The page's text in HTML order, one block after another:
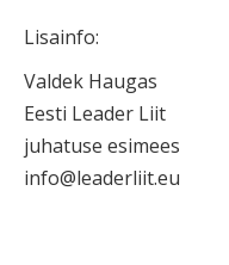
Lisainfo:
Valdek Haugas
Eesti Leader Liit
juhatuse esimees
info@leaderliit.eu